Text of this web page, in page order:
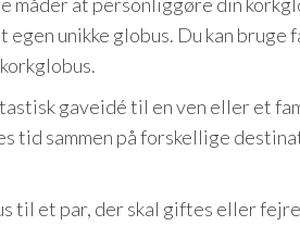
måder at personliggøre din
unikke globus. Du kan bruge
gaveidé til en ven eller et
tid sammen på forskellige
til et par, der skal giftes eller